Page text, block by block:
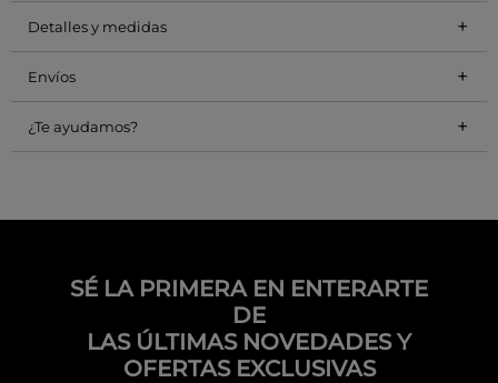
Detalles y medidas +
Envíos +
¿Te ayudamos? +
SÉ LA PRIMERA EN ENTERARTE
DE
LAS ÚLTIMAS NOVEDADES Y
OFERTAS EXCLUSIVAS